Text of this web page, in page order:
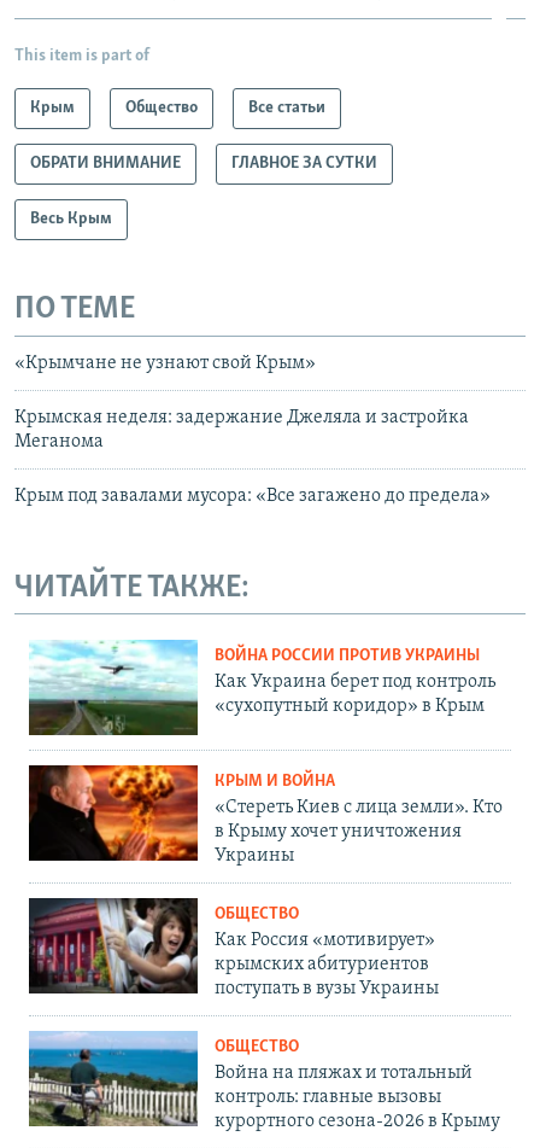
This item is part of
Крым Общество Все статьи
ОБРАТИ ВНИМАНИЕ ГЛАВНОЕ ЗА СУТКИ
Весь Крым
ПО ТЕМЕ
«Крымчане не узнают свой Крым»
Крымская неделя: задержание Джеляла и застройка
Меганома
Крым под завалами мусора: «Все загажено до предела»
ЧИТАЙТЕ ТАКЖЕ:
ВОЙНА РОССИИ ПРОТИВ УКРАИНЫ
Как Украина берет под контроль
«сухопутный коридор» в Крым
КРЫМ И ВОЙНА
«Стереть Киев с лица земли». Кто
в Крыму хочет уничтожения
Украины
ОБЩЕСТВО
Как Россия «мотивирует»
крымских абитуриентов
поступать в вузы Украины
ОБЩЕСТВО
Война на пляжах и тотальный
контроль: главные вызовы
курортного сезона-2026 в Крыму